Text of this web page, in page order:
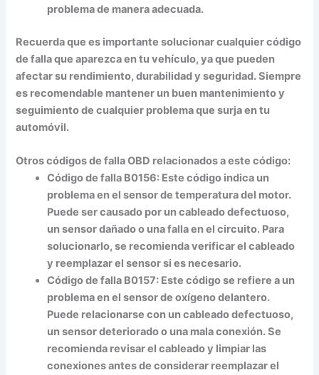
problema de manera adecuada.
Recuerda que es importante solucionar cualquier código
de falla que aparezca en tu vehículo, ya que pueden
afectar su rendimiento, durabilidad y seguridad. Siempre
es recomendable mantener un buen mantenimiento y
seguimiento de cualquier problema que surja en tu
automóvil.
Otros códigos de falla OBD relacionados a este código:
Código de falla B0156: Este código indica un
problema en el sensor de temperatura del motor.
Puede ser causado por un cableado defectuoso,
un sensor dañado o una falla en el circuito. Para
solucionarlo, se recomienda verificar el cableado
y reemplazar el sensor si es necesario.
Código de falla B0157: Este código se refiere a un
problema en el sensor de oxígeno delantero.
Puede relacionarse con un cableado defectuoso,
un sensor deteriorado o una mala conexión. Se
recomienda revisar el cableado y limpiar las
conexiones antes de considerar reemplazar el